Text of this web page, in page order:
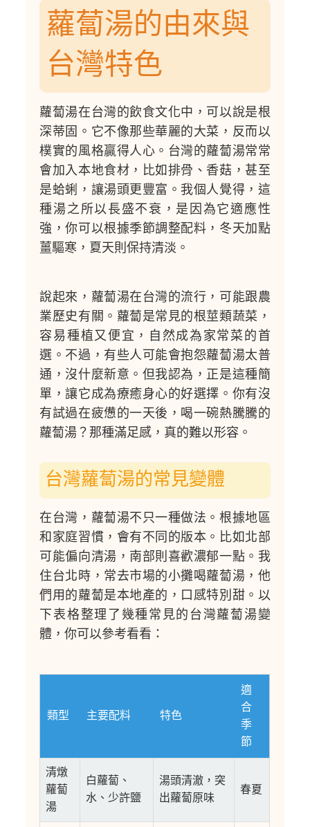
蘿蔔湯的由來與
台灣特色
蘿蔔湯在台灣的飲食文化中，可以說是根
深蒂固。它不像那些華麗的大菜，反而以
樸實的風格贏得人心。台灣的蘿蔔湯常常
會加入本地食材，比如排骨、香菇，甚至
是蛤蜊，讓湯頭更豐富。我個人覺得，這
種湯之所以長盛不衰，是因為它適應性
強，你可以根據季節調整配料，冬天加點
薑驅寒，夏天則保持清淡。
說起來，蘿蔔湯在台灣的流行，可能跟農
業歷史有關。蘿蔔是常見的根莖類蔬菜，
容易種植又便宜，自然成為家常菜的首
選。不過，有些人可能會抱怨蘿蔔湯太普
通，沒什麼新意。但我認為，正是這種簡
單，讓它成為療癒身心的好選擇。你有沒
有試過在疲憊的一天後，喝一碗熱騰騰的
蘿蔔湯？那種滿足感，真的難以形容。
台灣蘿蔔湯的常見變體
在台灣，蘿蔔湯不只一種做法。根據地區
和家庭習慣，會有不同的版本。比如北部
可能偏向清湯，南部則喜歡濃郁一點。我
住台北時，常去市場的小攤喝蘿蔔湯，他
們用的蘿蔔是本地產的，口感特別甜。以
下表格整理了幾種常見的台灣蘿蔔湯變
體，你可以參考看看：
類型 主要配料 特色
適
合
季
節
清燉
蘿蔔
湯
白蘿蔔、
水、少許鹽
湯頭清澈，突
出蘿蔔原味
春夏